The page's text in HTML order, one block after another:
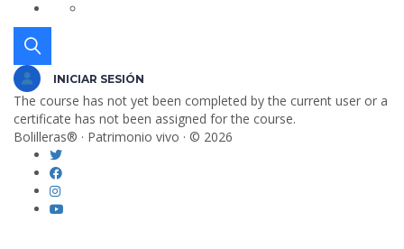
INICIAR SESIÓN
The course has not yet been completed by the current user or a
certificate has not been assigned for the course.
Bolilleras® · Patrimonio vivo · © 2026